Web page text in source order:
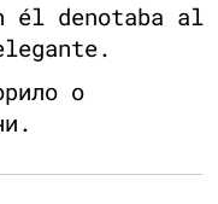
él denotaba al
о